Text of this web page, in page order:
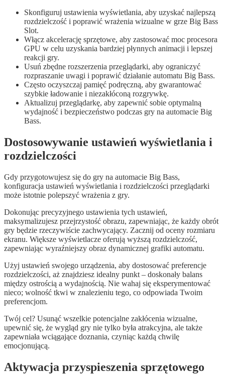
Skonfiguruj ustawienia wyświetlania, aby uzyskać najlepszą
rozdzielczość i poprawić wrażenia wizualne w grze Big Bass
Slot.
Włącz akcelerację sprzętowe, aby zastosować moc procesora
GPU w celu uzyskania bardziej płynnych animacji i lepszej
reakcji gry.
Usuń zbędne rozszerzenia przeglądarki, aby ograniczyć
rozpraszanie uwagi i poprawić działanie automatu Big Bass.
Często oczyszczaj pamięć podręczną, aby gwarantować
szybkie ładowanie i niezakłóconą rozgrywkę.
Aktualizuj przeglądarkę, aby zapewnić sobie optymalną
wydajność i bezpieczeństwo podczas gry na automacie Big
Bass.
Dostosowywanie ustawień wyświetlania i
rozdzielczości
Gdy przygotowujesz się do gry na automacie Big Bass,
konfiguracja ustawień wyświetlania i rozdzielczości przeglądarki
może istotnie polepszyć wrażenia z gry.
Dokonując precyzyjnego ustawienia tych ustawień,
maksymalizujesz przejrzystość obrazu, zapewniając, że każdy obrót
gry będzie rzeczywiście zachwycający. Zacznij od oceny rozmiaru
ekranu. Większe wyświetlacze oferują wyższą rozdzielczość,
zapewniając wyraźniejszy obraz dynamicznej grafiki automatu.
Użyj ustawień swojego urządzenia, aby dostosować preferencje
rozdzielczości, aż znajdziesz idealny punkt – doskonały balans
między ostrością a wydajnością. Nie wahaj się eksperymentować
nieco; wolność tkwi w znalezieniu tego, co odpowiada Twoim
preferencjom.
Twój cel? Usunąć wszelkie potencjalne zakłócenia wizualne,
upewnić się, że wygląd gry nie tylko była atrakcyjna, ale także
zapewniała wciągające doznania, czyniąc każdą chwilę
emocjonującą.
Aktywacja przyspieszenia sprzętowego